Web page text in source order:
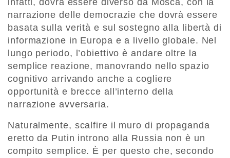
infatti, dovrà essere diverso da Mosca, con la
narrazione delle democrazie che dovrà essere
basata sulla verità e sul sostegno alla libertà di
informazione in Europa e a livello globale. Nel
lungo periodo, l’obiettivo è andare oltre la
semplice reazione, manovrando nello spazio
cognitivo arrivando anche a cogliere
opportunità e brecce all’interno della
narrazione avversaria.
Naturalmente, scalfire il muro di propaganda
eretto da Putin introno alla Russia non è un
compito semplice. È per questo che, secondo